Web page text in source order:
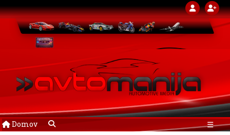
Domov ☰